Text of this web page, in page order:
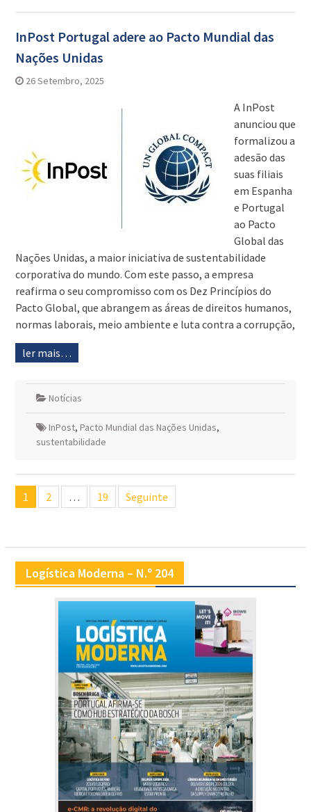
InPost Portugal adere ao Pacto Mundial das
Nações Unidas
26 Setembro, 2025
A InPost
anunciou que
formalizou a
adesão das
suas filiais
em Espanha
e Portugal
ao Pacto
Global das
Nações Unidas, a maior iniciativa de sustentabilidade
corporativa do mundo. Com este passo, a empresa
reafirma o seu compromisso com os Dez Princípios do
Pacto Global, que abrangem as áreas de direitos humanos,
normas laborais, meio ambiente e luta contra a corrupção,
ler mais…
Notícias
InPost, Pacto Mundial das Nações Unidas,
sustentabilidade
Navegação
de
1 2 … 19 Seguinte
Logística Moderna – N.º 204